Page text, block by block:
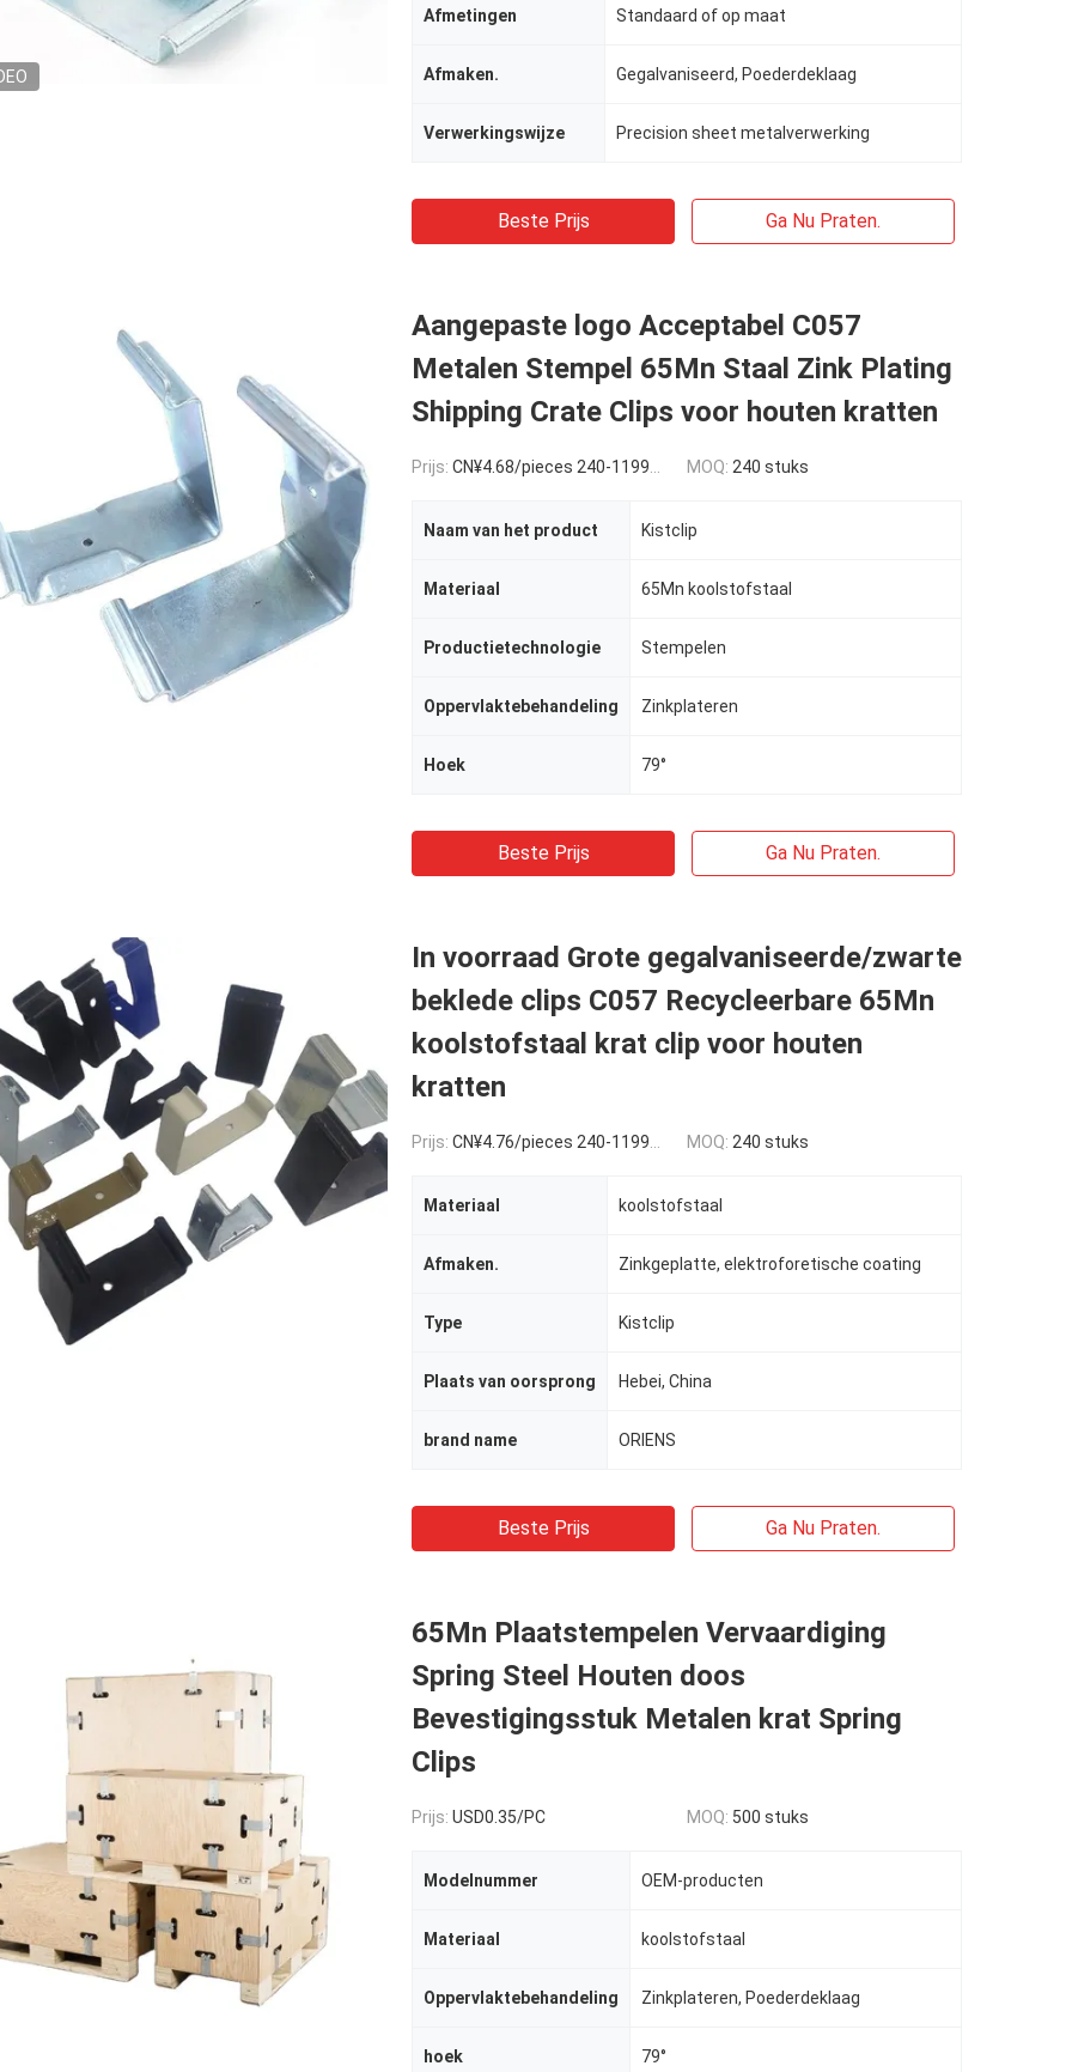
Afmetingen Standaard of op maat
Afmaken. Gegalvaniseerd, Poederdeklaag
Verwerkingswijze Precision sheet metalverwerking
Beste Prijs Ga Nu Praten.
Aangepaste logo Acceptabel C057
Metalen Stempel 65Mn Staal Zink Plating
Shipping Crate Clips voor houten kratten
Prijs: CN¥4.68/pieces 240-1199 pieces MOQ: 240 stuks
Naam van het product Kistclip
Materiaal 65Mn koolstofstaal
Productietechnologie Stempelen
Oppervlaktebehandeling Zinkplateren
Hoek 79°
Beste Prijs Ga Nu Praten.
In voorraad Grote gegalvaniseerde/zwarte
beklede clips C057 Recycleerbare 65Mn
koolstofstaal krat clip voor houten
kratten
Prijs: CN¥4.76/pieces 240-1199 pieces MOQ: 240 stuks
Materiaal koolstofstaal
Afmaken. Zinkgeplatte, elektroforetische coating
Type Kistclip
Plaats van oorsprong Hebei, China
brand name ORIENS
Beste Prijs Ga Nu Praten.
65Mn Plaatstempelen Vervaardiging
Spring Steel Houten doos
Bevestigingsstuk Metalen krat Spring
Clips
Prijs: USD0.35/PC MOQ: 500 stuks
Modelnummer OEM-producten
Materiaal koolstofstaal
Oppervlaktebehandeling Zinkplateren, Poederdeklaag
hoek 79°